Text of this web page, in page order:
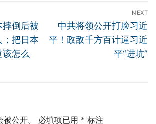
倒后被
把日本
该怎么
NEXT
Next
post:
中共将领公开打脸习近
平！政敌千方百计逼习近
平“进坑”
公开。 必填项已用 * 标注